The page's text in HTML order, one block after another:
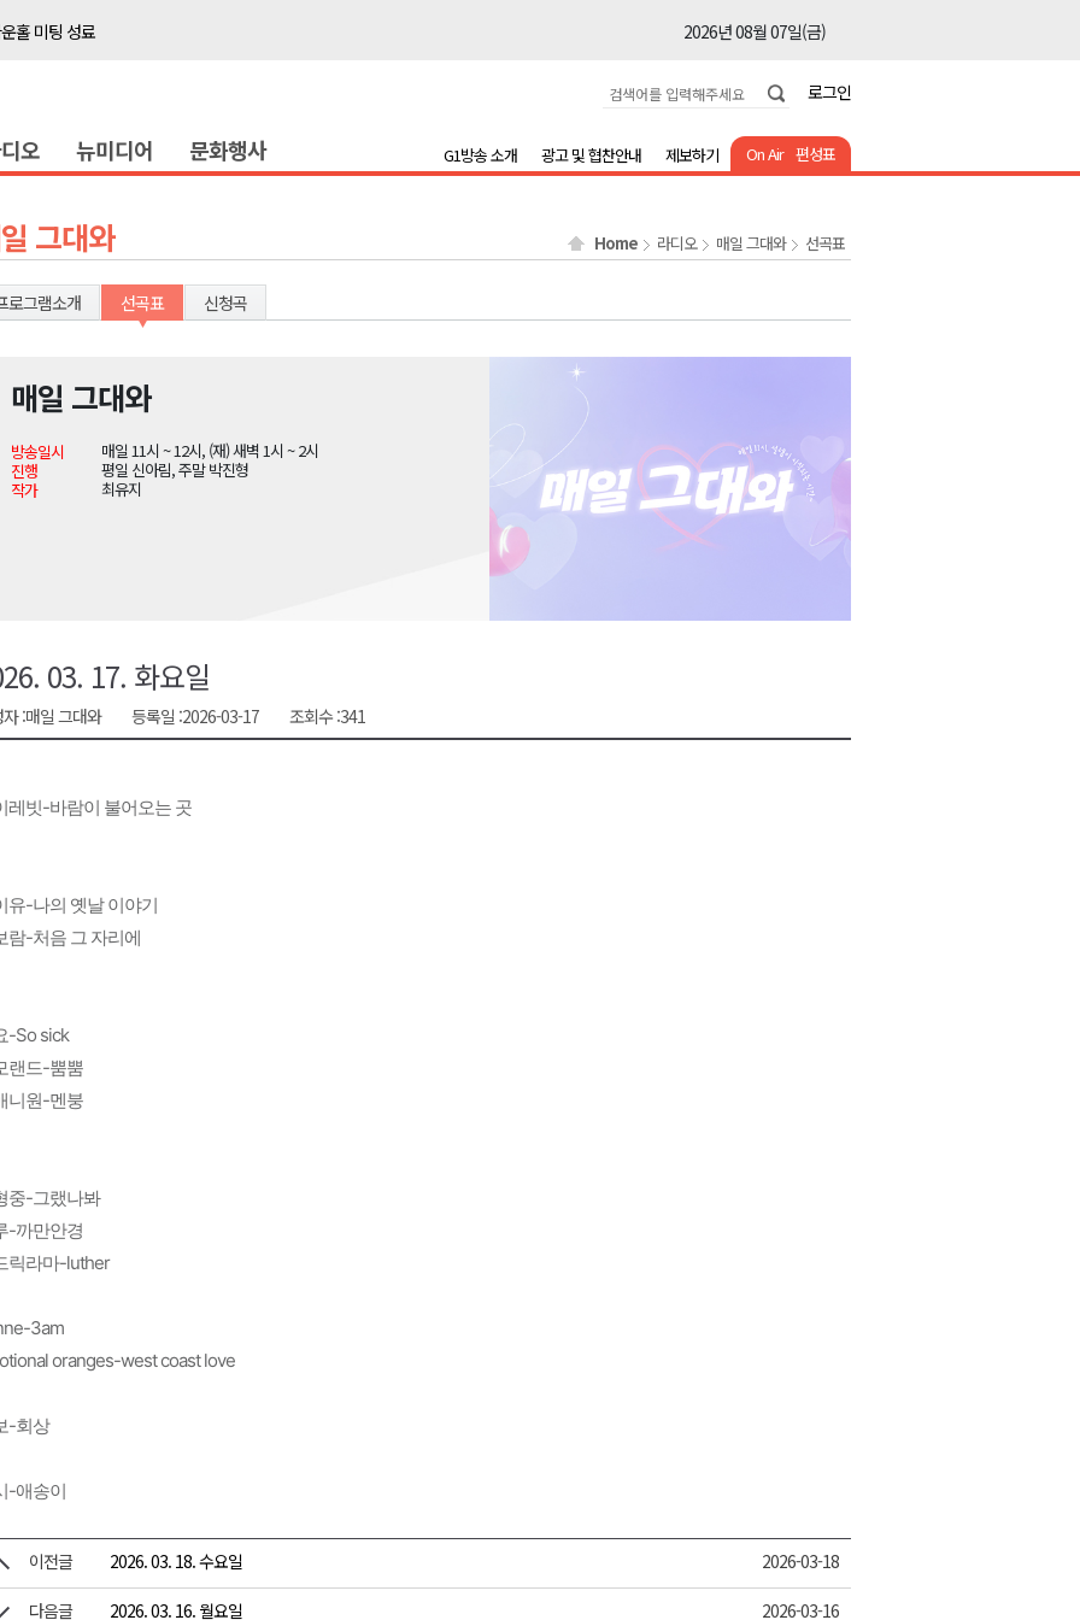
홀 미팅 성료
2026년 08월 07일(금)
2026년 08월 07일(금)
리조트로 진화 중"
2026년 08월 07일(금)
원 수강생 모집
느리 축제
2026년 08월 07일(금)
38도’
홀 미팅 성료
감 사업 등 건의
2026년 08월 07일(금)
가포르 복합리조트
2026년 08월 07일(금)
2026년 08월 07일(금)
38도’
로그인
오 뉴미디어 문화행사 On Air 편성표
G1방송 소개 광고 및 협찬안내 제보하기
그대와 Home 라디오 매일 그대와 선곡표
로그램소개 선곡표 신청곡
매일 그대와
방송일시
매일 11시 ~ 12시, (재) 새벽 1시 ~ 2시
진행
평일 신아림, 주말 박진형
작가
최유지
03. 17. 화요일
:매일 그대와 등록일 :2026-03-17 조회수 :341
레빗-바람이 불어오는 곳
유-나의 옛날 이야기
람-처음 그 자리에
-So sick
랜드-뿜뿜
니원-멘붕
중-그랬나봐
-까만안경
릭라마-luther
3am
oranges-west coast love
-회상
-애송이
이전글 2026. 03. 18. 수요일 2026-03-18
다음글 2026. 03. 16. 월요일 2026-03-16